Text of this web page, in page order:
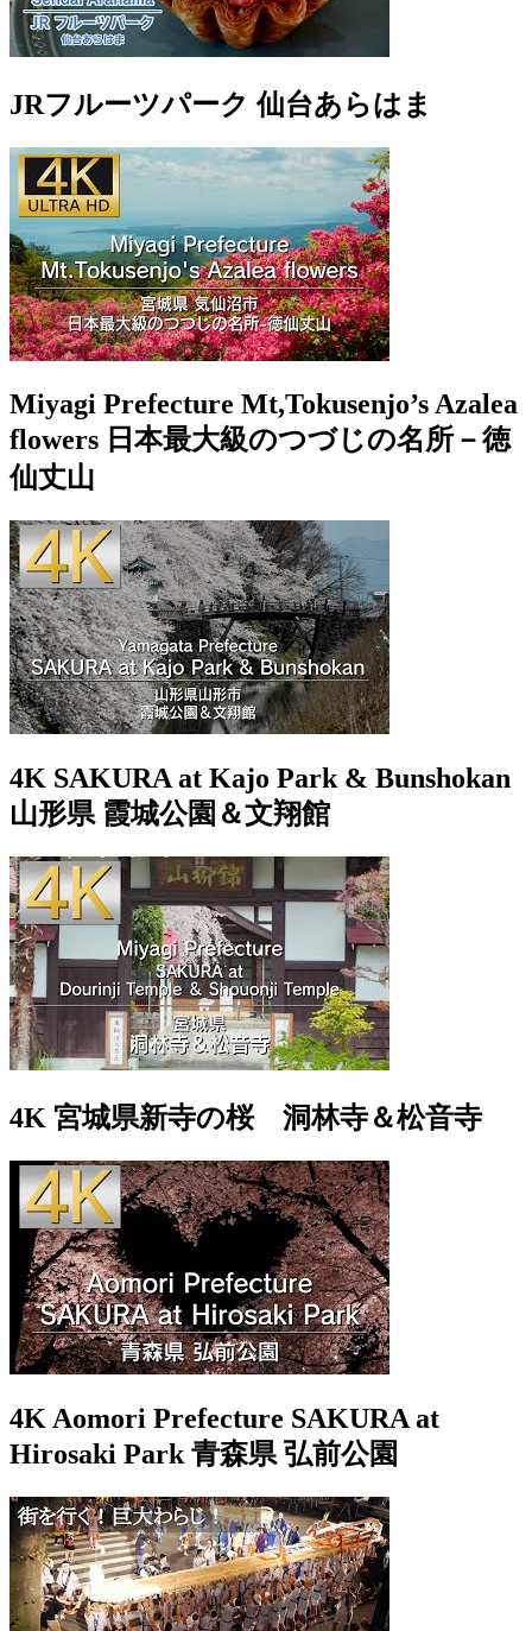
JRフルーツパーク 仙台あらはま
Miyagi Prefecture Mt,Tokusenjo’s Azalea
flowers 日本最大級のつづじの名所－徳
仙丈山
4K SAKURA at Kajo Park & Bunshokan
山形県 霞城公園＆文翔館
4K 宮城県新寺の桜 洞林寺＆松音寺
4K Aomori Prefecture SAKURA at
Hirosaki Park 青森県 弘前公園